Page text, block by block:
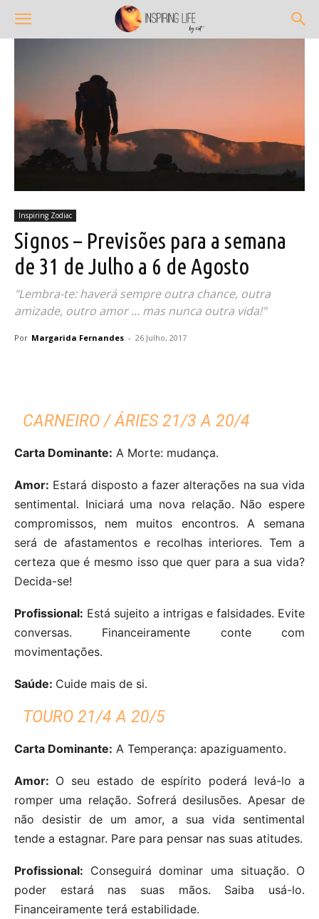
Inspiring Zodiac
Signos – Previsões para a semana
de 31 de Julho a 6 de Agosto
"Lembra-te: haverá sempre outra chance, outra
amizade, outro amor ... mas nunca outra vida!"
Por Margarida Fernandes - 26 Julho, 2017
CARNEIRO / ÁRIES 21/3 A 20/4
Carta Dominante: A Morte: mudança.
Amor: Estará disposto a fazer alterações na sua vida
sentimental. Iniciará uma nova relação. Não espere
compromissos, nem muitos encontros. A semana
será de afastamentos e recolhas interiores. Tem a
certeza que é mesmo isso que quer para a sua vida?
Decida-se!
Profissional: Está sujeito a intrigas e falsidades. Evite
conversas. Financeiramente conte com
movimentações.
Saúde: Cuide mais de si.
TOURO 21/4 A 20/5
Carta Dominante: A Temperança: apaziguamento.
Amor: O seu estado de espírito poderá levá-lo a
romper uma relação. Sofrerá desilusões. Apesar de
não desistir de um amor, a sua vida sentimental
tende a estagnar. Pare para pensar nas suas atitudes.
Profissional: Conseguirá dominar uma situação. O
poder estará nas suas mãos. Saiba usá-lo.
Financeiramente terá estabilidade.